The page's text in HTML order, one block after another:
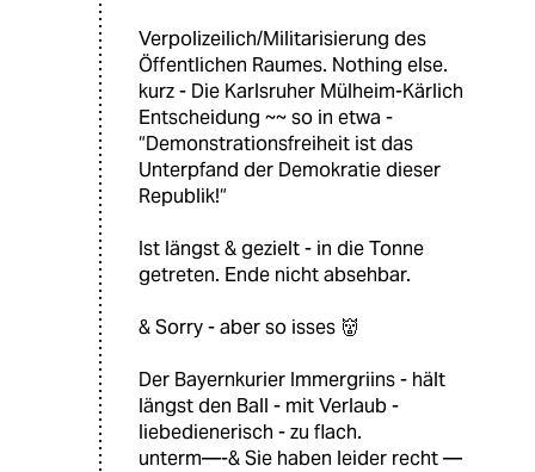
Verpolizeilich/Militarisierung des
Öffentlichen Raumes. Nothing else.
kurz - Die Karlsruher Mülheim-Kärlich
Entscheidung ~~ so in etwa -
“Demonstrationsfreiheit ist das
Unterpfand der Demokratie dieser
Republik!“
Ist längst & gezielt - in die Tonne
getreten. Ende nicht absehbar.
& Sorry - aber so isses 👹
Der Bayernkurier Immergriins - hält
längst den Ball - mit Verlaub -
liebedienerisch - zu flach.
unterm—-& Sie haben leider recht —